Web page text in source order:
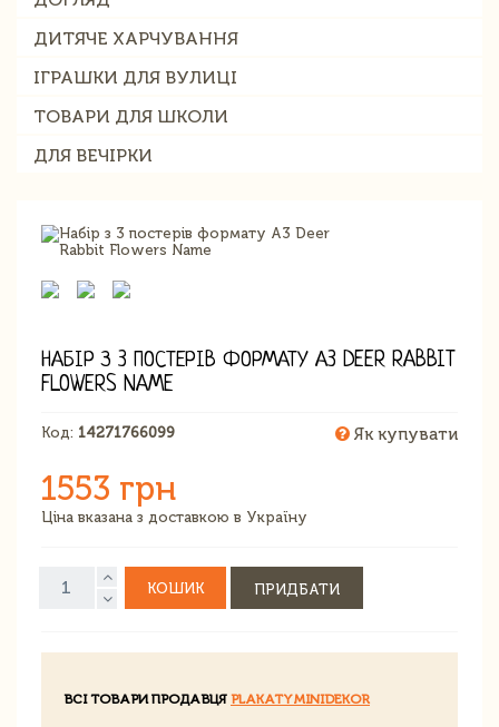
ДИТЯЧЕ ХАРЧУВАННЯ
ІГРАШКИ ДЛЯ ВУЛИЦІ
ТОВАРИ ДЛЯ ШКОЛИ
ДЛЯ ВЕЧІРКИ
НАБІР З 3 ПОСТЕРІВ ФОРМАТУ А3 DEER RABBIT
FLOWERS NAME
Код: 14271766099 Як купувати
1553 грн
Ціна вказана з доставкою в Україну
КОШИК ПРИДБАТИ
ВСІ ТОВАРИ ПРОДАВЦЯ PLAKATYMINIDEKOR